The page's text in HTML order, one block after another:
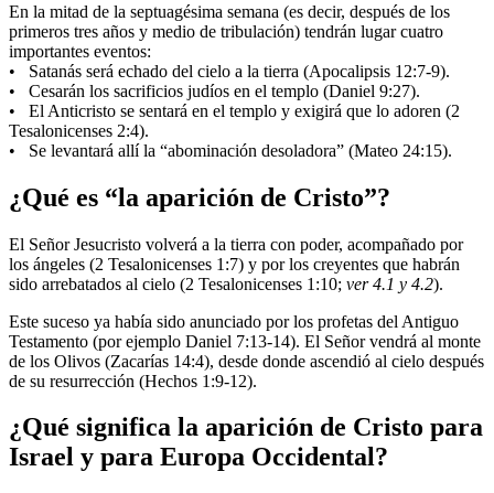
En la mitad de la septuagésima semana (es decir, después de los
primeros tres años y medio de tribulación) tendrán lugar cuatro
importantes eventos:
• Satanás será echado del cielo a la tierra (Apocalipsis 12:7-9).
• Cesarán los sacrificios judíos en el templo (Daniel 9:27).
• El Anticristo se sentará en el templo y exigirá que lo adoren (2
Tesalonicenses 2:4).
• Se levantará allí la “abominación desoladora” (Mateo 24:15).
¿Qué es “la aparición de Cristo”?
El Señor Jesucristo volverá a la tierra con poder, acompañado por
los ángeles (2 Tesalonicenses 1:7) y por los creyentes que habrán
sido arrebatados al cielo (2 Tesalonicenses 1:10; ver 4.1 y 4.2).
Este suceso ya había sido anunciado por los profetas del Antiguo
Testamento (por ejemplo Daniel 7:13-14). El Señor vendrá al monte
de los Olivos (Zacarías 14:4), desde donde ascendió al cielo después
de su resurrección (Hechos 1:9-12).
¿Qué significa la aparición de Cristo para
Israel y para Europa Occidental?